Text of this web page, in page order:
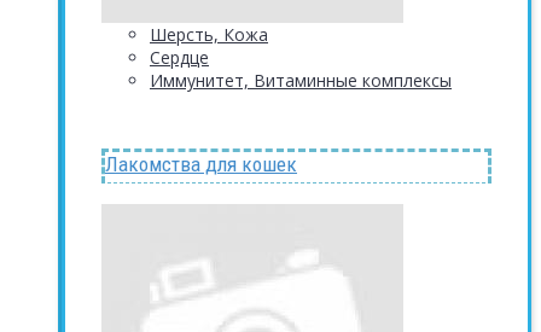
Шерсть, Кожа
Сердце
Иммунитет, Витаминные комплексы
Лакомства для кошек